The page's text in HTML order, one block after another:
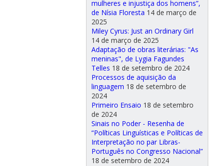
mulheres e injustiça dos homens”,
de Nísia Floresta 14 de março de
2025
Miley Cyrus: Just an Ordinary Girl
14 de março de 2025
Adaptação de obras literárias: "As
meninas", de Lygia Fagundes
Telles 18 de setembro de 2024
Processos de aquisição da
linguagem 18 de setembro de
2024
Primeiro Ensaio 18 de setembro
de 2024
Sinais no Poder - Resenha de
“Políticas Linguísticas e Políticas de
Interpretação no par Libras-
Português no Congresso Nacional”
18 de setembro de 2024